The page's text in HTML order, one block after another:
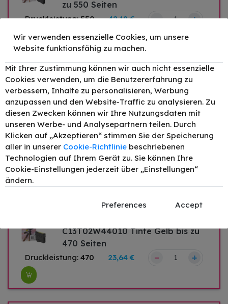
zu 550 Seiten
Druckleistung:550 42,19 € – +
C13T02W24010 Tinte Cyan bis zu
470 Seiten
Druckleistung:470 23,64 € – +
Original Epson 502XL /
C13T02W34010 Tinte Magenta bis
zu 470 Seiten
Druckleistung:
C13T02W44010 Tinte Gelb bis zu
470 Seiten
Druckleistung: 470 23,64 € – +
Wir verwenden essenzielle Cookies, um unsere
Website funktionsfähig zu machen.
Mit Ihrer Zustimmung können wir auch nicht essenzielle
Cookies verwenden, um die Benutzererfahrung zu
verbessern, Inhalte zu personalisieren, Werbung
anzupassen und den Website-Traffic zu analysieren. Zu
diesen Zwecken können wir Ihre Nutzungsdaten mit
unseren Werbe- und Analysepartnern teilen. Durch
Klicken auf „Akzeptieren“ stimmen Sie der Speicherung
aller in unserer Cookie-Richtlinie beschriebenen
Technologien auf Ihrem Gerät zu. Sie können Ihre
Cookie-Einstellungen jederzeit über „Einstellungen“
ändern.
Preferences Accept